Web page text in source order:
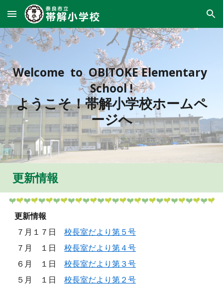
Skip to main content Skip to navigation
Welcome to OBITOKE Elementary
School !
ようこそ！帯解小学校ホームペ
ージへ
更新情報
更新情報
７月１７日校長室だより第５号
７月 １日校長室だより第４号
６月 １日校長室だより第３号
５月 １日校長室だより第２号